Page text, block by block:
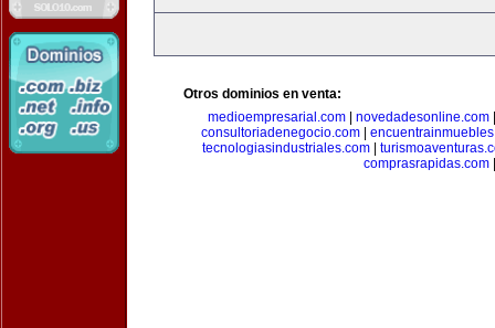
Otros dominios en venta:
medioempresarial.com| novedadesonline.com
consultoriadenegocio.com|
tecnologiasindustriales.com|
comprasrapidas.com